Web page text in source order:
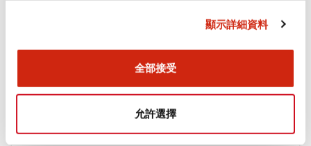
顯示詳細資料
全部接受
允許選擇
認證與標準
Flush Silhouette LW系列 控制元件 (英文版)
2025/09/19.PDF1.23MB